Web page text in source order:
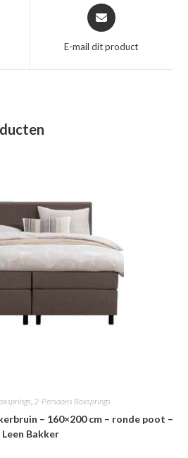
Opent
in
nieuw
E-mail dit product
,2-Persoons Boxsprings
– 160×200 cm – ronde poot –
Leen Bakker